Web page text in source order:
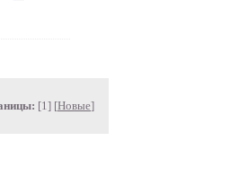
[1] [Новые]